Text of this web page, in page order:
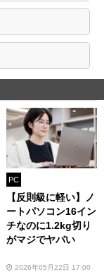
PC
【反則級に軽い】ノ
ートパソコン16イン
チなのに1.2kg切り
がマジでヤバい
2026年05月22日 17:00